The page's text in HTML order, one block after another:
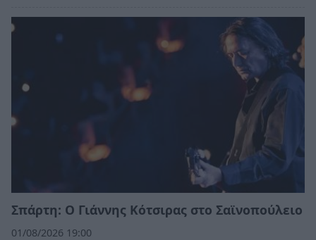
Σπάρτη: Ο Γιάννης Κότσιρας στο Σαϊνοπούλειο
01/08/2026 19:00